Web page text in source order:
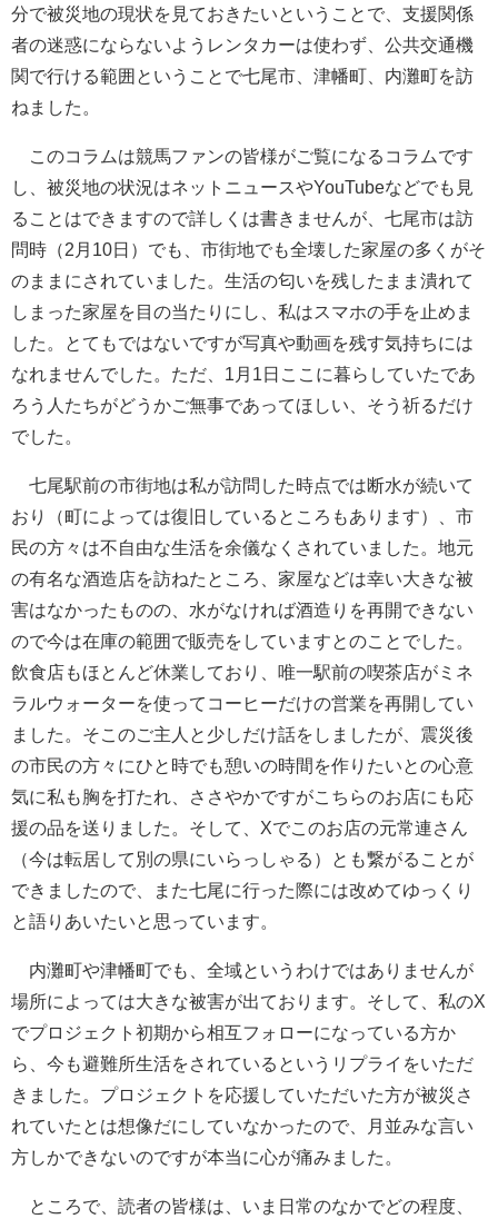
分で被災地の現状を見ておきたいということで、支援関係
者の迷惑にならないようレンタカーは使わず、公共交通機
関で行ける範囲ということで七尾市、津幡町、内灘町を訪
ねました。
このコラムは競馬ファンの皆様がご覧になるコラムです
し、被災地の状況はネットニュースやYouTubeなどでも見
ることはできますので詳しくは書きませんが、七尾市は訪
問時（2月10日）でも、市街地でも全壊した家屋の多くがそ
のままにされていました。生活の匂いを残したまま潰れて
しまった家屋を目の当たりにし、私はスマホの手を止めま
した。とてもではないですが写真や動画を残す気持ちには
なれませんでした。ただ、1月1日ここに暮らしていたであ
ろう人たちがどうかご無事であってほしい、そう祈るだけ
でした。
七尾駅前の市街地は私が訪問した時点では断水が続いて
おり（町によっては復旧しているところもあります）、市
民の方々は不自由な生活を余儀なくされていました。地元
の有名な酒造店を訪ねたところ、家屋などは幸い大きな被
害はなかったものの、水がなければ酒造りを再開できない
ので今は在庫の範囲で販売をしていますとのことでした。
飲食店もほとんど休業しており、唯一駅前の喫茶店がミネ
ラルウォーターを使ってコーヒーだけの営業を再開してい
ました。そこのご主人と少しだけ話をしましたが、震災後
の市民の方々にひと時でも憩いの時間を作りたいとの心意
気に私も胸を打たれ、ささやかですがこちらのお店にも応
援の品を送りました。そして、Xでこのお店の元常連さん
（今は転居して別の県にいらっしゃる）とも繋がることが
できましたので、また七尾に行った際には改めてゆっくり
と語りあいたいと思っています。
内灘町や津幡町でも、全域というわけではありませんが
場所によっては大きな被害が出ております。そして、私のX
でプロジェクト初期から相互フォローになっている方か
ら、今も避難所生活をされているというリプライをいただ
きました。プロジェクトを応援していただいた方が被災さ
れていたとは想像だにしていなかったので、月並みな言い
方しかできないのですが本当に心が痛みました。
ところで、読者の皆様は、いま日常のなかでどの程度、